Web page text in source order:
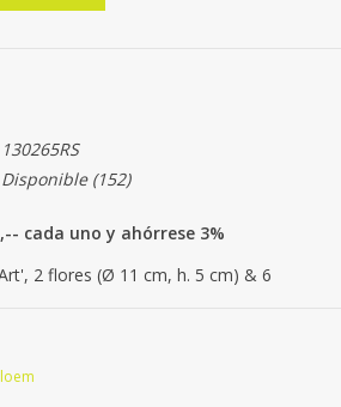
130265RS
Disponible(152)
cada uno y ahórrese 3%
2 flores (Ø 11 cm, h. 5 cm) & 6